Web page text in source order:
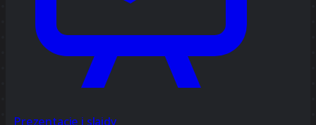
Prezentacje i slajdy